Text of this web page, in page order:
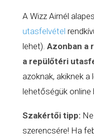
A Wizz Airnél
utasfelvétel
lehet). Azonban a
a repülőtéri
azoknak, akiknek
lehetőségük online
Szakértői tipp:
szerencsére! Ha